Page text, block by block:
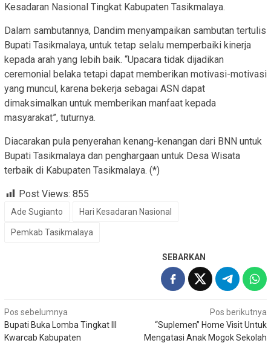
Kesadaran Nasional Tingkat Kabupaten Tasikmalaya.
Dalam sambutannya, Dandim menyampaikan sambutan tertulis
Bupati Tasikmalaya, untuk tetap selalu memperbaiki kinerja
kepada arah yang lebih baik. “Upacara tidak dijadikan
ceremonial belaka tetapi dapat memberikan motivasi-motivasi
yang muncul, karena bekerja sebagai ASN dapat
dimaksimalkan untuk memberikan manfaat kepada
masyarakat”, tuturnya.
Diacarakan pula penyerahan kenang-kenangan dari BNN untuk
Bupati Tasikmalaya dan penghargaan untuk Desa Wisata
terbaik di Kabupaten Tasikmalaya. (*)
Post Views: 855
Ade Sugianto Hari Kesadaran Nasional
Pemkab Tasikmalaya
SEBARKAN
Navigasi
pos
Pos sebelumnya
Bupati Buka Lomba Tingkat III
Kwarcab Kabupaten
Pos berikutnya
“Suplemen” Home Visit Untuk
Mengatasi Anak Mogok Sekolah